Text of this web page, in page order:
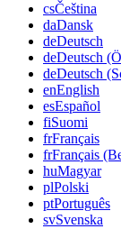
csČeština
daDansk
deDeutsch
deDeutsch
deDeutsch
enEnglish
esEspañol
fiSuomi
frFrançais
frFrançais
huMagyar
plPolski
ptPortuguês
svSvenska